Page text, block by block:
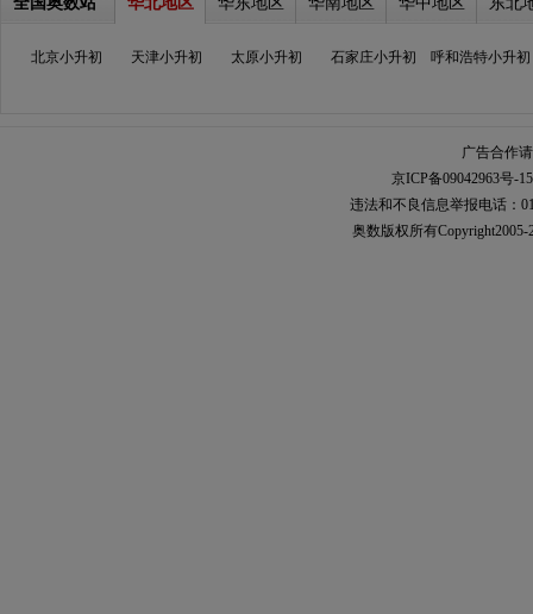
北京小升初 天津小升初 太原小升初 石家庄小升初 呼和浩特小升初
广告合作
京ICP备09042963号-15
违法和不良信息举报电话：
奥数 版权所有Copyright2005-